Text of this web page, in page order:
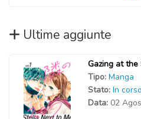
Ultime aggiunte
Gazing at
Tipo: Manga
Stato: In corso
Data: 02